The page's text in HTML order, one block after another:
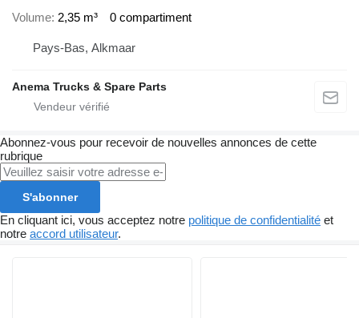
Volume 2,35 m³ 0 compartiment
Pays-Bas, Alkmaar
Anema Trucks & Spare Parts
Abonnez-vous pour recevoir de nouvelles annonces de cette
rubrique
S'abonner
En cliquant ici, vous acceptez notre politique de confidentialité et
notre accord utilisateur.